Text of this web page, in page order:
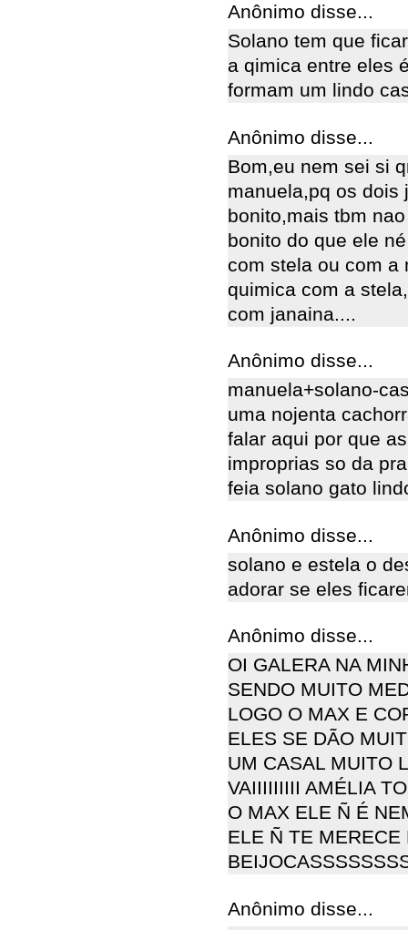
Anônimo disse...
Solano tem que
a qimica entre eles
formam um lindo
Anônimo disse...
Bom,eu nem sei si
manuela,pq os dois
bonito,mais tbm
bonito do que ele
com stela ou com a
quimica com a
com janaina....
Anônimo disse...
manuela+solano-
uma nojenta
falar aqui por que
improprias so da
feia solano gato
Anônimo disse...
solano e estela o
adorar se eles
Anônimo disse...
OI GALERA NA
SENDO MUITO
LOGO O MAX E
ELES SE DÃO
UM CASAL MUITO
VAIIIIIIIII AMÉLIA
O MAX ELE Ñ É
ELE Ñ TE
Anônimo disse...